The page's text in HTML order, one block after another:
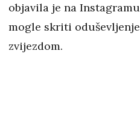
objavila je na
mogle skriti
zvijezdom.